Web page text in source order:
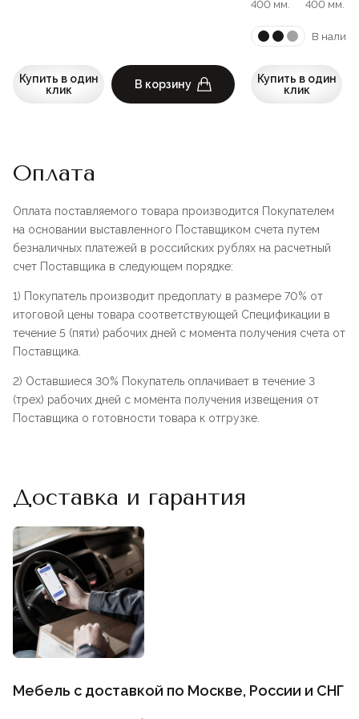
Купить в один
клик
В корзину
400 мм. 400 мм.
В
Купить в один
клик
Оплата
Оплата поставляемого товара производится Покупателем
на основании выставленного Поставщиком счета путем
безналичных платежей в российских рублях на расчетный
счет Поставщика в следующем порядке:
1) Покупатель производит предоплату в размере 70% от
итоговой цены товара соответствующей Спецификации в
течение 5 (пяти) рабочих дней с момента получения счета от
Поставщика.
2) Оставшиеся 30% Покупатель оплачивает в течение 3
(трех) рабочих дней с момента получения извещения от
Поставщика о готовности товара к отгрузке.
Доставка и гарантия
Мебель с доставкой по Москве, России и СНГ